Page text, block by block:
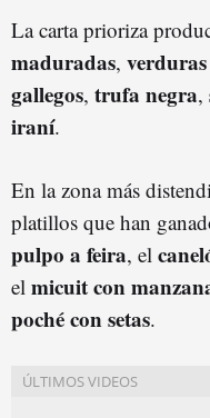
La carta prioriza
maduradas,
gallegos, trufa negra,
iraní.
En la zona más
platillos que han
pulpo a feira, el
el micuit con
poché con setas.